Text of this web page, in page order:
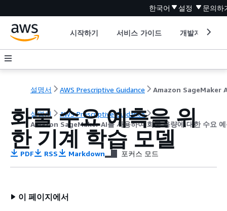
한국어 설정 문의하
시작하기 서비스 가이드 개발자 도구
설명서 AWS Prescriptive Guidance
설명서
AWS Prescriptive Guidance
Amazon SageMaker AI를 사용하여 화물 용량에 대한 수요
화물 수요 예측을 위
한 기계 학습 모델
PDF RSS Markdown 포커스 모드
이 페이지에서